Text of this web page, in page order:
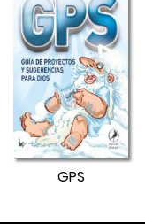
GPS